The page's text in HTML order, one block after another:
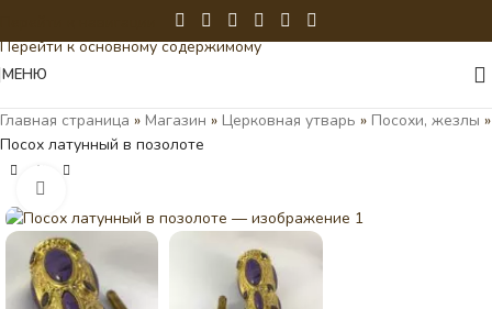
Перейти к основному содержимому
МЕНЮ
Главная страница » Магазин » Церковная утварь » Посохи, жезлы »
Посох латунный в позолоте